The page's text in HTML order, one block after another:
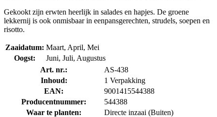
Gekookt zijn erwten heerlijk in salades en hapjes. De groene
lekkernij is ook onmisbaar in eenpansgerechten, strudels, soepen en
risotto.
Zaaidatum: Maart, April, Mei
Oogst:
Juni, Juli, Augustus
Art. nr.:
AS-438
Inhoud:
1 Verpakking
EAN:
9001415544388
Producentnummer:
544388
Waar te planten:
Directe inzaai (Buiten)